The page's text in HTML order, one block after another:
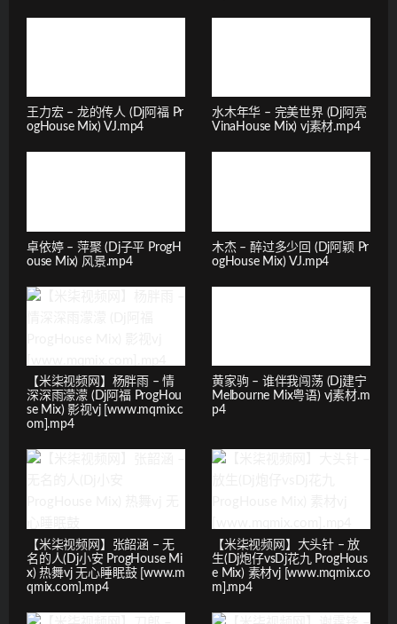
王力宏 – 龙的传人 (Dj阿福 Pr
ogHouse Mix) VJ.mp4
水木年华 – 完美世界 (Dj阿亮
VinaHouse Mix) vj素材.mp4
卓依婷 – 萍聚 (Dj子平 ProgH
ouse Mix) 风景.mp4
木杰 – 醉过多少回 (Dj阿颖 Pr
ogHouse Mix) VJ.mp4
【米柒视频网】杨胖雨 – 情
深深雨濛濛 (Dj阿福 ProgHou
se Mix) 影视vj [www.mqmix.c
om].mp4
黄家驹 – 谁伴我闯荡 (Dj建宁
Melbourne Mix粤语) vj素材.m
p4
【米柒视频网】张韶涵 – 无
名的人(Dj小安 ProgHouse Mi
x) 热舞vj 无心睡眠鼓 [www.m
qmix.com].mp4
【米柒视频网】大头针 – 放
生(Dj炮仔vsDj花九 ProgHous
e Mix) 素材vj [www.mqmix.co
m].mp4